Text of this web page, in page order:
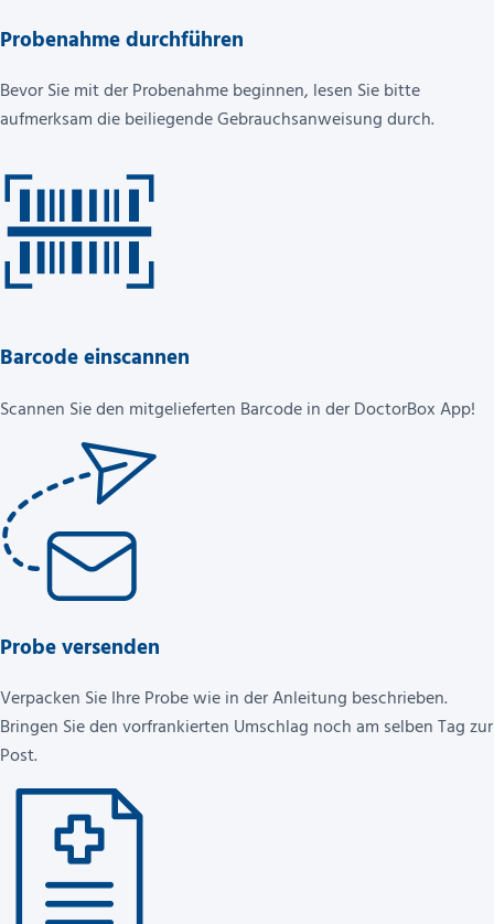
Probenahme durchführen
Bevor Sie mit der Probenahme beginnen, lesen Sie bitte
aufmerksam die beiliegende Gebrauchsanweisung durch.
Barcode einscannen
Scannen Sie den mitgelieferten Barcode in der DoctorBox App!
Probe versenden
Verpacken Sie Ihre Probe wie in der Anleitung beschrieben.
Bringen Sie den vorfrankierten Umschlag noch am selben Tag zur
Post.